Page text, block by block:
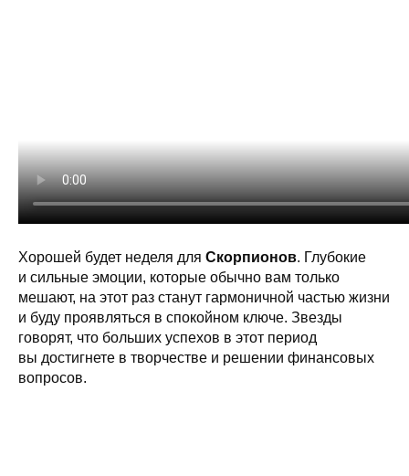
Хорошей будет неделя для Скорпионов. Глубокие
и сильные эмоции, которые обычно вам только
мешают, на этот раз станут гармоничной частью жизни
и буду проявляться в спокойном ключе. Звезды
говорят, что больших успехов в этот период
вы достигнете в творчестве и решении финансовых
вопросов.